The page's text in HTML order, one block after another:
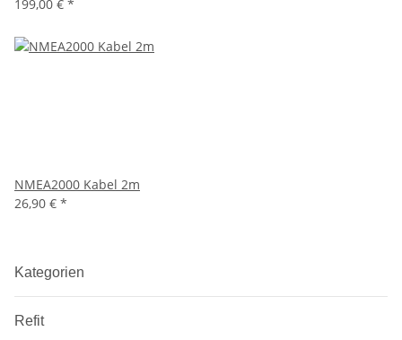
199,00 € *
NMEA2000 Kabel 2m
26,90 € *
Kategorien
Refit